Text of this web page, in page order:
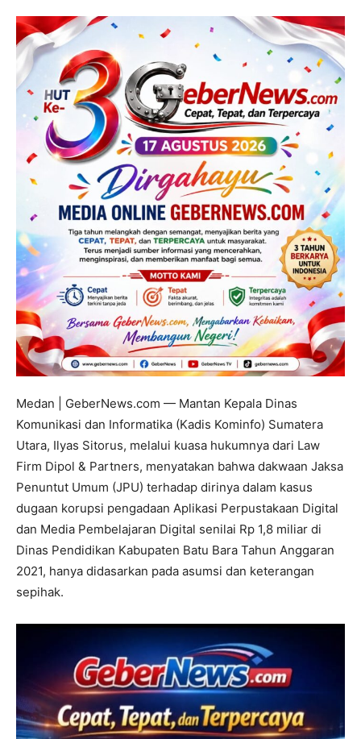
Medan | GeberNews.com — Mantan Kepala Dinas
Komunikasi dan Informatika (Kadis Kominfo) Sumatera
Utara, Ilyas Sitorus, melalui kuasa hukumnya dari Law
Firm Dipol & Partners, menyatakan bahwa dakwaan Jaksa
Penuntut Umum (JPU) terhadap dirinya dalam kasus
dugaan korupsi pengadaan Aplikasi Perpustakaan Digital
dan Media Pembelajaran Digital senilai Rp 1,8 miliar di
Dinas Pendidikan Kabupaten Batu Bara Tahun Anggaran
2021, hanya didasarkan pada asumsi dan keterangan
sepihak.